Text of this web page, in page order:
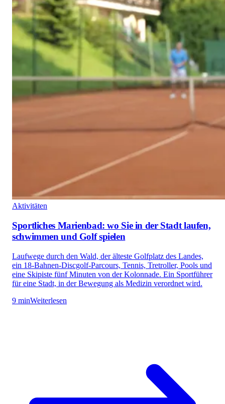
Aktivitäten
Sportliches Marienbad: wo Sie in der Stadt laufen,
schwimmen und Golf spielen
Laufwege durch den Wald, der älteste Golfplatz des Landes,
ein 18-Bahnen-Discgolf-Parcours, Tennis, Tretroller, Pools und
eine Skipiste fünf Minuten von der Kolonnade. Ein Sportführer
für eine Stadt, in der Bewegung als Medizin verordnet wird.
9 minWeiterlesen